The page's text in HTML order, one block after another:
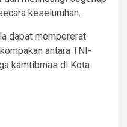
keseluruhan.
dapat mempererat
antara TNI-
kamtibmas di Kota